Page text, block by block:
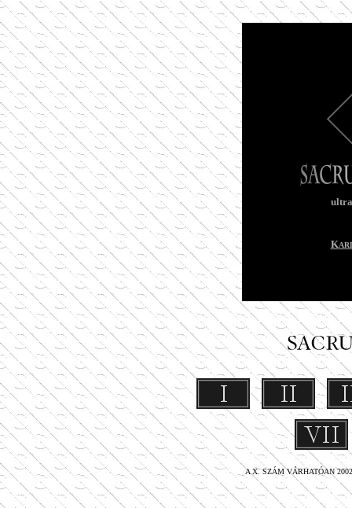
K
. ..... .....
A X. SZÁM VÁRHATÓAN